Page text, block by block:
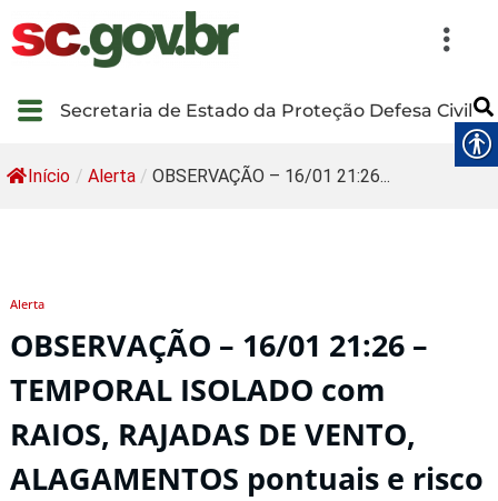
Secretaria de Estado da Proteção Defesa Civil
Início / Alerta / OBSERVAÇÃO – 16/01 21:26...
Alerta
OBSERVAÇÃO – 16/01 21:26 –
TEMPORAL ISOLADO com
RAIOS, RAJADAS DE VENTO,
ALAGAMENTOS pontuais e risco